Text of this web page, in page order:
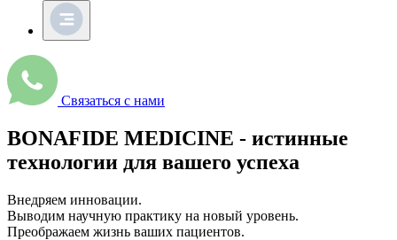
Связаться с нами
BONAFIDE MEDICINE - истинные
технологии для вашего успеха
Внедряем инновации.
Выводим научную практику на новый уровень.
Преображаем жизнь ваших пациентов.